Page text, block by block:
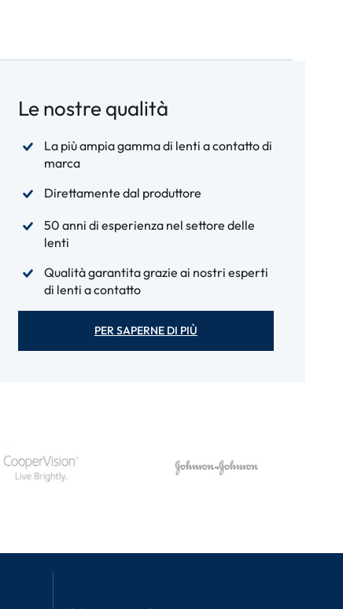
Le nostre qualità
La più ampia gamma di lenti a contatto di
marca
Direttamente dal produttore
50 anni di esperienza nel settore delle
lenti
Qualità garantita grazie ai nostri esperti
di lenti a contatto
PER SAPERNE DI PIÙ